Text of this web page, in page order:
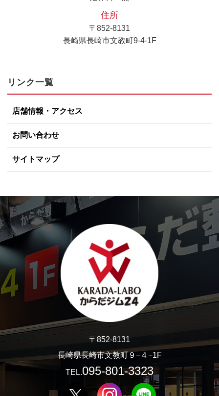
住所
〒852-8131
長崎県長崎市文教町9-4-1F
リンク一覧
店舗情報・アクセス
お問い合わせ
サイトマップ
〒852-8131
長崎県長崎市文教町９−４−1F
TEL.095-801-3323